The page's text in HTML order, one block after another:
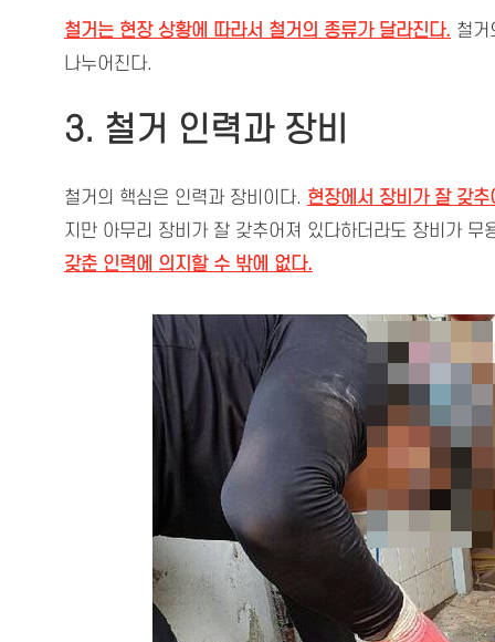
철거는 현장 상황에 따라서 철거의 종류가 달라진다. 철거
나누어진다.
3. 철거 인력과 장비
철거의 핵심은 인력과 장비이다. 현장에서 장비가 잘 갖추
지만 아무리 장비가 잘 갖추어져 있다하더라도 장비가
갖춘 인력에 의지할 수 밖에 없다.